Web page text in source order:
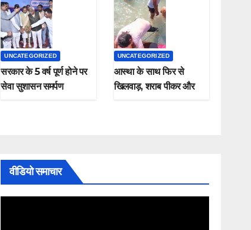
UNCATEGORIZED
सरकार के 5 वर्ष पूर्ण होने पर
सेवा सुशासन समर्पण
UNCATEGORIZED
आस्था के साथ फिर से
खिलवाड़, शराब पीकर और
वीडियो समाचार